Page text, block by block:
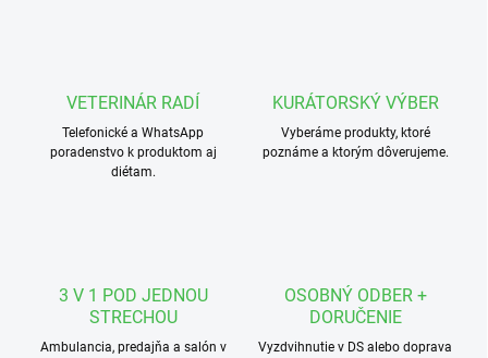
VETERINÁR RADÍ
Telefonické a WhatsApp
poradenstvo k produktom aj
diétam.
KURÁTORSKÝ VÝBER
Vyberáme produkty, ktoré
poznáme a ktorým dôverujeme.
3 V 1 POD JEDNOU
STRECHOU
Ambulancia, predajňa a salón v
OSOBNÝ ODBER +
DORUČENIE
Vyzdvihnutie v DS alebo doprava